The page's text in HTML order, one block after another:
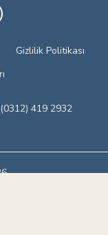
Gizlilik Politikası
419 2932